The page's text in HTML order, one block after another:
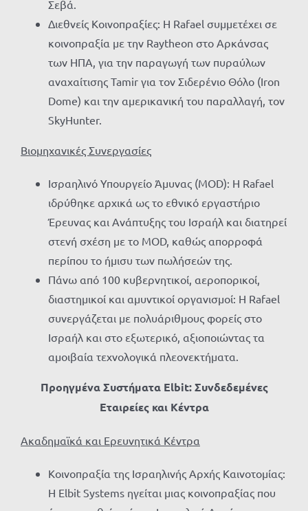
Σεβά.
Διεθνείς Κοινοπραξίες: Η Rafael συμμετέχει σε
κοινοπραξία με την Raytheon στο Αρκάνσας
των ΗΠΑ, για την παραγωγή των πυραύλων
αναχαίτισης Tamir για τον Σιδερένιο Θόλο (Iron
Dome) και την αμερικανική του παραλλαγή, τον
SkyHunter.
Βιομηχανικές Συνεργασίες
Ισραηλινό Υπουργείο Άμυνας (MOD): Η Rafael
ιδρύθηκε αρχικά ως το εθνικό εργαστήριο
Έρευνας και Ανάπτυξης του Ισραήλ και διατηρεί
στενή σχέση με το MOD, καθώς απορροφά
περίπου το ήμισυ των πωλήσεών της.
Πάνω από 100 κυβερνητικοί, αεροπορικοί,
διαστημικοί και αμυντικοί οργανισμοί: Η Rafael
συνεργάζεται με πολυάριθμους φορείς στο
Ισραήλ και στο εξωτερικό, αξιοποιώντας τα
αμοιβαία τεχνολογικά πλεονεκτήματα.
Προηγμένα Συστήματα Elbit: Συνδεδεμένες
Εταιρείες και Κέντρα
Ακαδημαϊκά και Ερευνητικά Κέντρα
Κοινοπραξία της Ισραηλινής Αρχής Καινοτομίας:
Η Elbit Systems ηγείται μιας κοινοπραξίας που